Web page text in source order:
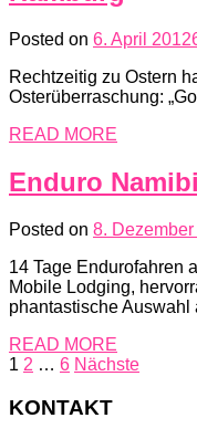
Posted on 6. April 2012
Rechtzeitig zu Ostern
Osterüberraschung:
READ MORE
Enduro
Posted on 8. Dezember
14 Tage Endurofahren
Mobile Lodging,
phantastische
READ MORE
der
1 2 … 6 Nächste
KONTAKT